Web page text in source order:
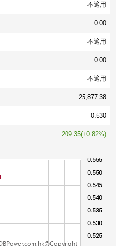
不適用
0.00
不適用
0.00
不適用
25,877.38
0.530
209.35(+0.82%)